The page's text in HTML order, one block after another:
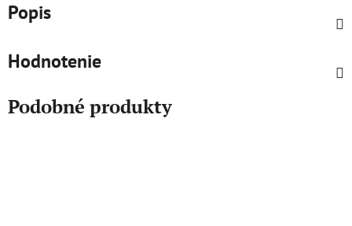
Popis
Hodnotenie
Podobné produkty